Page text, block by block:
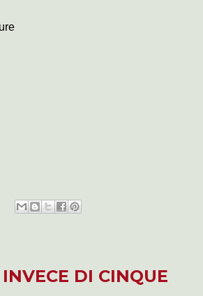
DI CINQUE